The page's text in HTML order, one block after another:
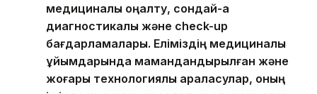
медициналық оңалту, сондай-ақ
диагностикалық және check-up
бағдарламалары. Еліміздің медициналық
ұйымдарында мамандандырылған және
жоғары технологиялық араласулар, оның